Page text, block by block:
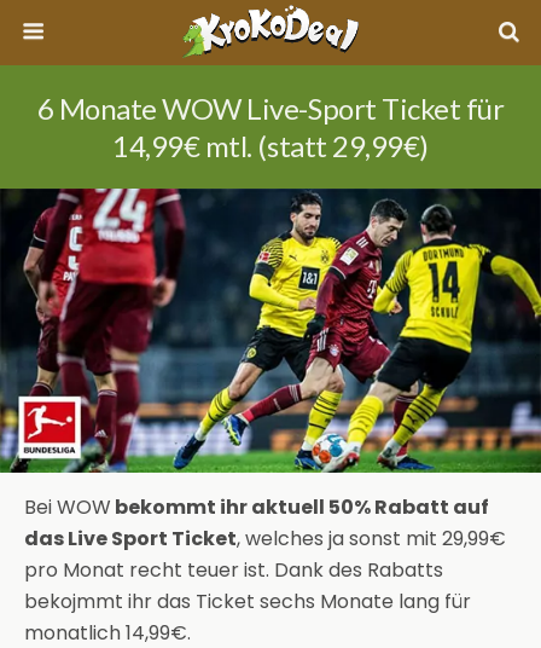
6 Monate WOW Live-Sport Ticket für
14,99€ mtl. (statt 29,99€)
Bei WOW bekommt ihr aktuell 50% Rabatt auf
das Live Sport Ticket, welches ja sonst mit 29,99€
pro Monat recht teuer ist. Dank des Rabatts
bekojmmt ihr das Ticket sechs Monate lang für
monatlich 14,99€.